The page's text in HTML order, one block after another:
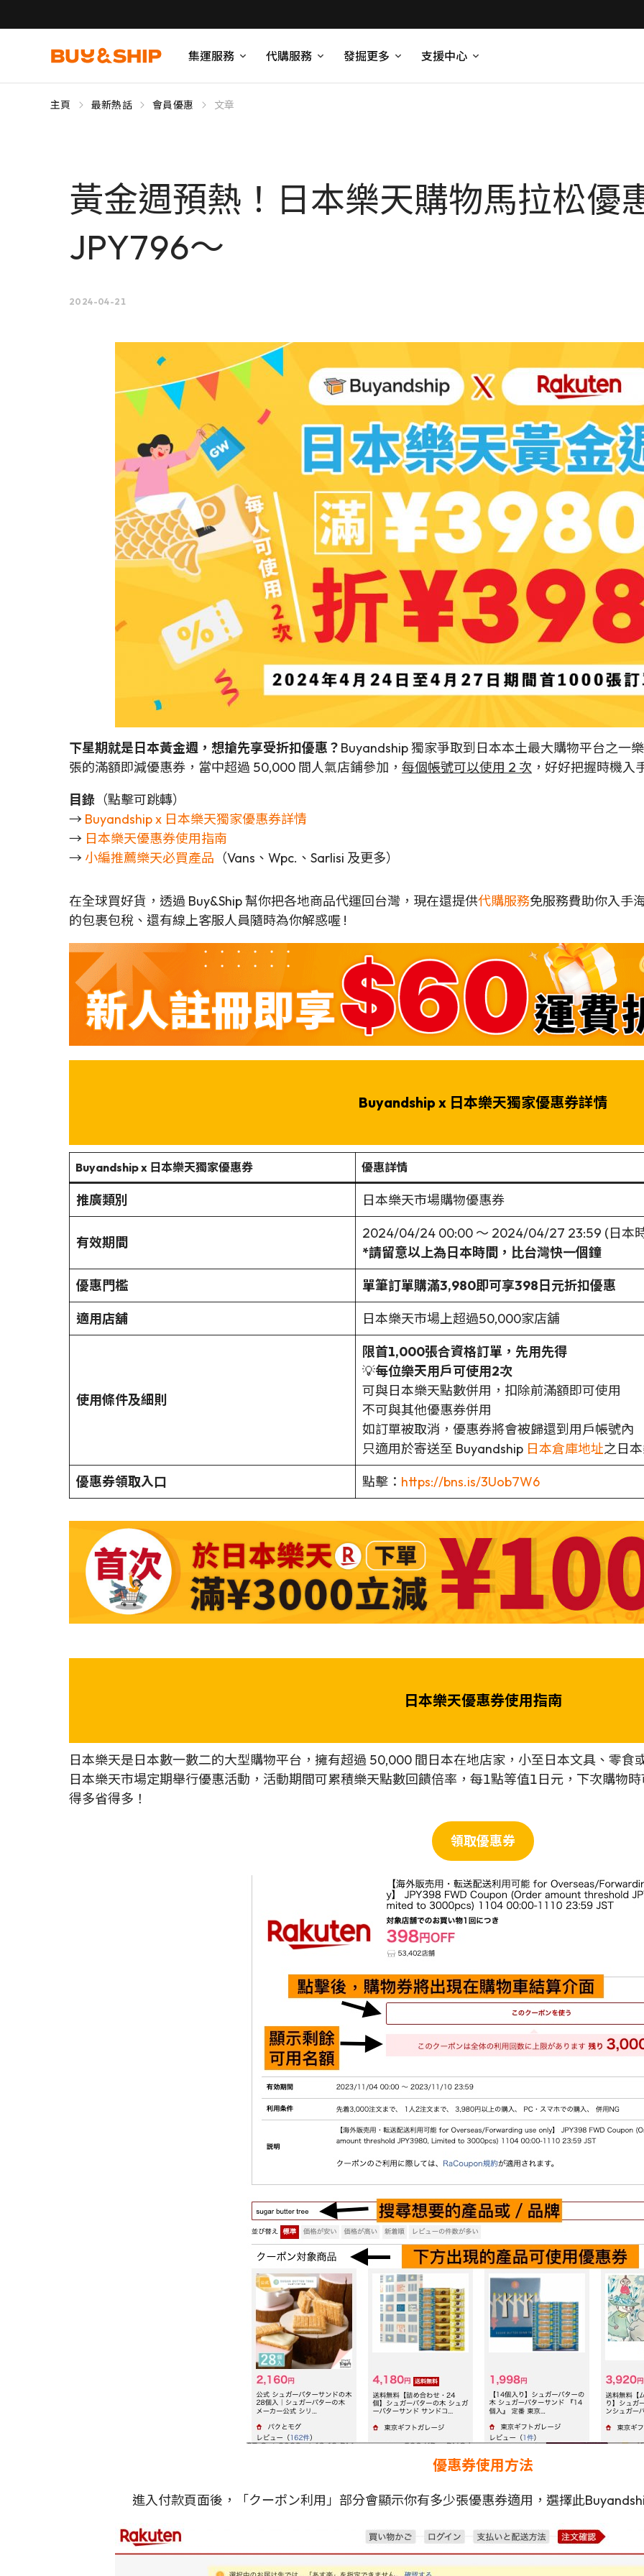
集運服務 代購服務 發掘更多 支援中心
主頁 最新熱話 會員優惠 文章
黃金週預熱！日本樂天購物馬拉松優
JPY796～
2024-04-21
下星期就是日本黃金週，想搶先享受折扣優惠？ Buyandship 獨家爭取到日本本土最大購物平台之一
張的滿額即減優惠券，當中超過 50,000 間人氣店鋪參加， 每個帳號可以使用 2 次 ，好好把握時機入
目錄 （點擊可跳轉）
→ Buyandship x 日本樂天獨家優惠券詳情
→ 日本樂天優惠券使用指南
→ 小編推薦樂天必買產品 （Vans、Wpc.、Sarlisi 及更多）
在全球買好貨，透過 Buy&Ship 幫你把各地商品代運回台灣，現在還提供代購服務免服務費助你入手
的包裹包稅、還有線上客服人員隨時為你解惑喔 !
Buyandship x 日本樂天獨家優惠券詳情
Buyandship x 日本樂天獨家優惠券 優惠詳情
推廣類別 日本樂天市場購物優惠券
有效期間
2024/04/24 00:00 ～ 2024/04/27 23:59 (日本
*請留意以上為日本時間，比台灣快一個鐘
優惠門檻
單筆訂單購滿3,980即可享398日元折扣優惠
適用店舖
日本樂天市場上超過50,000家店舖
使用條件及細則
限首1,000張合資格訂單，先用先得
💡每位樂天用戶可使用2次
可與日本樂天點數併用，扣除前滿額即可使用
不可與其他優惠券併用
如訂單被取消，優惠券將會被歸還到用戶帳號內
只適用於寄送至 Buyandship 日本倉庫地址之日
優惠券領取入口
點擊： https://bns.is/3Uob7W6
日本樂天優惠券使用指南
日本樂天是日本數一數二的大型購物平台，擁有超過 50,000 間日本在地店家，小至日本文具、零食
日本樂天市場定期舉行優惠活動，活動期間可累積樂天點數回饋倍率，每1點等值1日元，下次購物
得多省得多！
領取優惠券
優惠券使用方法
進入付款頁面後，「クーポン利用」部分會顯示你有多少張優惠券適用，選擇此